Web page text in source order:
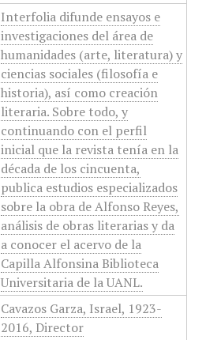
Interfolia difunde ensayos e
investigaciones del área de
humanidades (arte, literatura) y
ciencias sociales (filosofía e
historia), así como creación
literaria. Sobre todo, y
continuando con el perfil
inicial que la revista tenía en la
década de los cincuenta,
publica estudios especializados
sobre la obra de Alfonso Reyes,
análisis de obras literarias y da
a conocer el acervo de la
Capilla Alfonsina Biblioteca
Universitaria de la UANL.
Cavazos Garza, Israel, 1923-
2016, Director